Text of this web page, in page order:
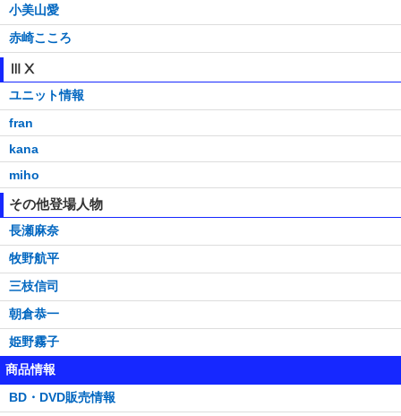
小美山愛
赤崎こころ
ⅢⅩ
ユニット情報
fran
kana
miho
その他登場人物
長瀬麻奈
牧野航平
三枝信司
朝倉恭一
姫野霧子
商品情報
BD・DVD販売情報